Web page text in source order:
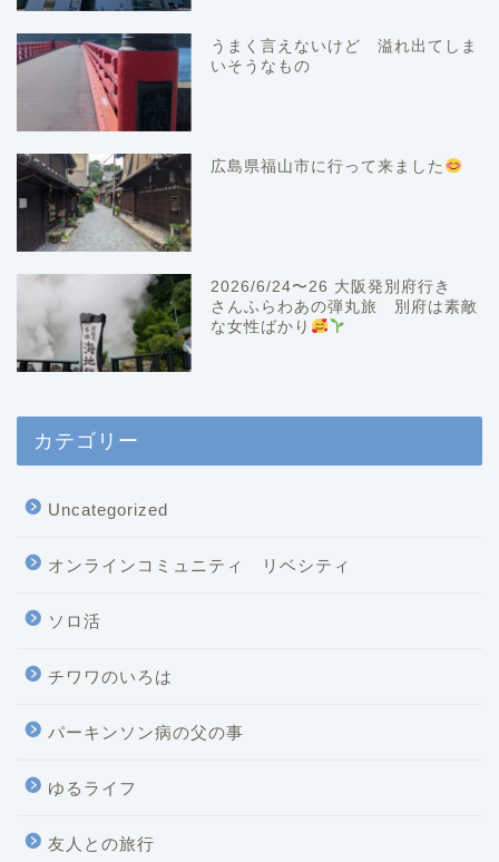
うまく言えないけど 溢れ出てしま
いそうなもの
広島県福山市に行って来ました
2026/6/24〜26 大阪発別府行き
さんふらわあの弾丸旅 別府は素敵
な女性ばかり
カテゴリー
Uncategorized
オンラインコミュニティ リベシティ
ソロ活
チワワのいろは
パーキンソン病の父の事
ゆるライフ
友人との旅行